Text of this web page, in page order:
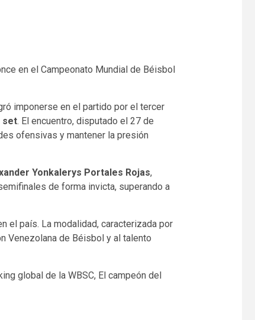
en el Campeonato Mundial de Béisbol
imponerse en el partido por el tercer
set. El encuentro, disputado el 27 de
ofensivas y mantener la presión
Yonkalerys Portales Rojas,
de forma invicta, superando a
el país. La modalidad, caracterizada por
Venezolana de Béisbol y al talento
global de la WBSC, El campeón del